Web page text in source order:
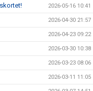
2026-05-16 10:41
2026-04-30 21:57
2026-04-23 09:22
2026-03-30 10:38
2026-03-23 08:06
2026-03-11 11:05